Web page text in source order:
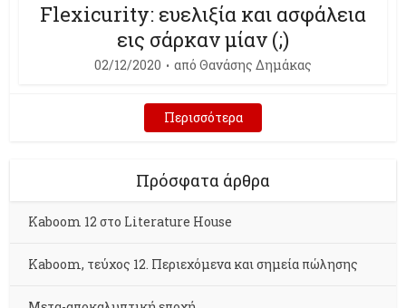
Flexicurity: ευελιξία και ασφάλεια
εις σάρκαν μίαν (;)
02/12/2020 από Θανάσης Δημάκας
Περισσότερα
Πρόσφατα άρθρα
Kaboom 12 στο Literature House
Kaboom, τεύχος 12. Περιεχόμενα και σημεία πώλησης